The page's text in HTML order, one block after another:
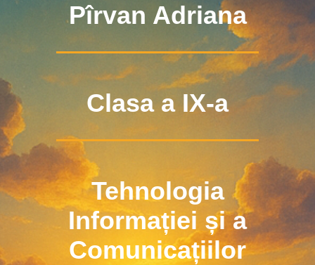
Pîrvan Adriana
Clasa a IX-a
Tehnologia
Informației și a
Comunicațiilor